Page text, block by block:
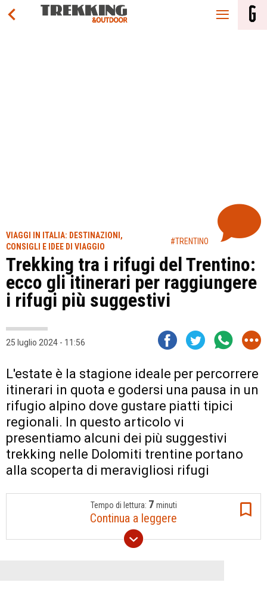
VIAGGI IN ITALIA: DESTINAZIONI,
CONSIGLI E IDEE DI VIAGGIO
#TRENTINO
Trekking tra i rifugi del Trentino:
ecco gli itinerari per raggiungere
i rifugi più suggestivi
25 luglio 2024 - 11:56
L'estate è la stagione ideale per percorrere
itinerari in quota e godersi una pausa in un
rifugio alpino dove gustare piatti tipici
regionali. In questo articolo vi
presentiamo alcuni dei più suggestivi
trekking nelle Dolomiti trentine portano
alla scoperta di meravigliosi rifugi
Tempo di lettura: 7 minuti
Continua a leggere